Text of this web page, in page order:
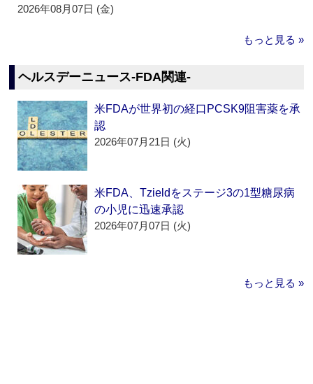
2026年08月07日 (金)
もっと見る »
ヘルスデーニュース‐FDA関連‐
米FDAが世界初の経口PCSK9阻害薬を承
認
2026年07月21日 (火)
米FDA、Tzieldをステージ3の1型糖尿病
の小児に迅速承認
2026年07月07日 (火)
もっと見る »